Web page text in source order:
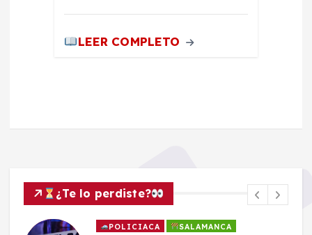
LEER COMPLETO
¿Te lo perdiste?
POLICIACA SALAMANCA